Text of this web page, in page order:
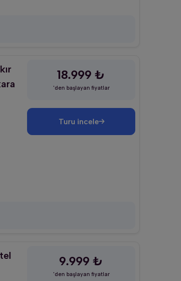
18.999 ₺
'den başlayan fiyatlar
Turu incele
9.999 ₺
'den başlayan fiyatlar